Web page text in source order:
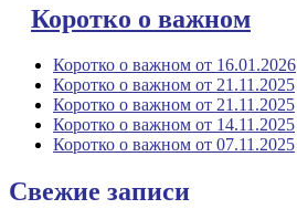
Коротко о важном
Коротко о важном от 16.01.2026
Коротко о важном от 21.11.2025
Коротко о важном от 21.11.2025
Коротко о важном от 14.11.2025
Коротко о важном от 07.11.2025
Свежие записи